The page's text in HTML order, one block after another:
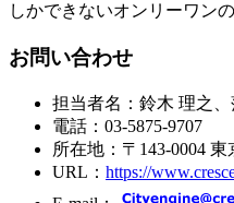
しかできないオンリーワン
お問い合わせ
担当者名：鈴木 理之
電話：03-5875-9707
所在地：〒143-0004
URL： https://